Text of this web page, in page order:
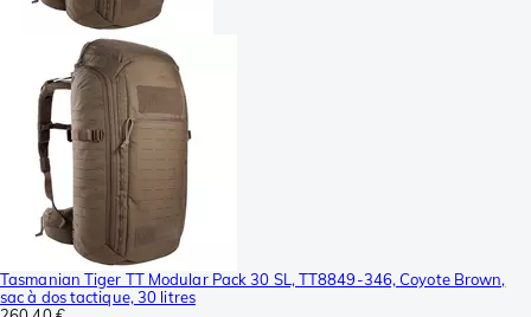
Tasmanian Tiger TT Modular Pack 30 SL, TT8849-346, Coyote Brown,
sac à dos tactique, 30 litres